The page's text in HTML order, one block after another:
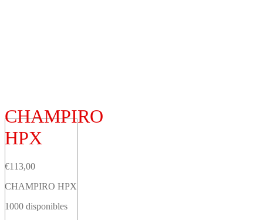
CHAMPIRO
HPX
€113,00
CHAMPIRO HPX
1000 disponibles